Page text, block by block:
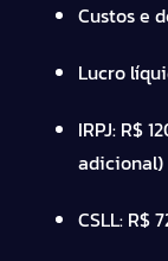
Custos e
Lucro
IRPJ: R$
adicional)
CSLL: R$